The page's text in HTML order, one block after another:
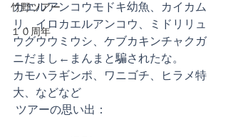
竹野ツアー
１０周年
カエルアンコウモドキ幼魚、カイカム
リ、イロカエルアンコウ、ミドリリュ
ウグウウミウシ、ケブカキンチャクガ
ニだまし←まんまと騙されたな。
カモハラギンポ、ワニゴチ、ヒラメ特
大、などなど
ツアーの思い出：